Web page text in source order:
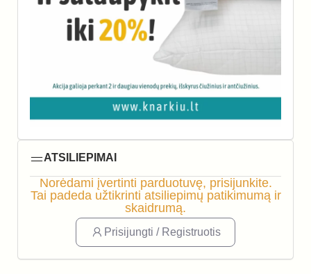
ATSILIEPIMAI
Norėdami įvertinti parduotuvę, prisijunkite.
Tai padeda užtikrinti atsiliepimų patikimumą ir
skaidrumą.
Prisijungti / Registruotis